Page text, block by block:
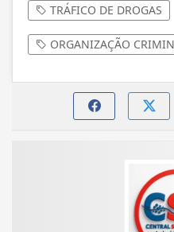
TRÁFICO DE DROGAS
ORGANIZAÇÃO